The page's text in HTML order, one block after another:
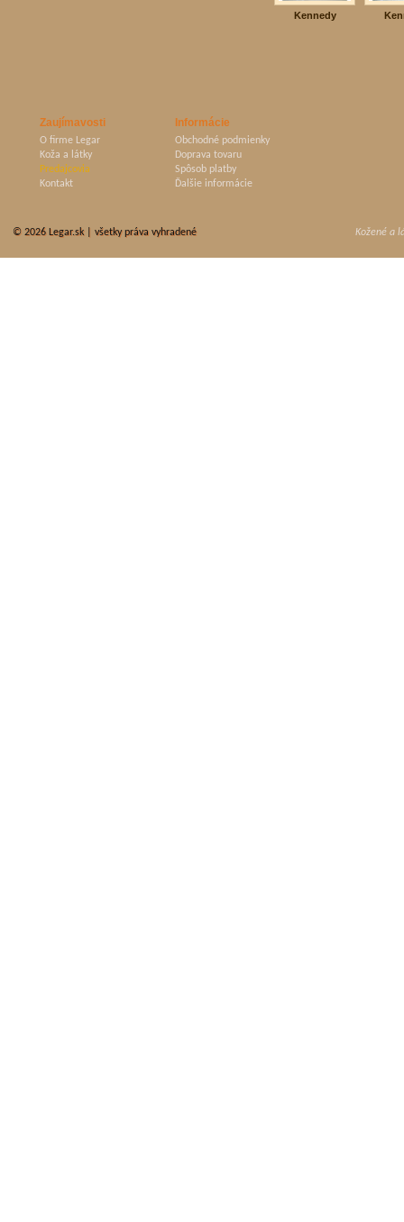
Kennedy
Zaujímavosti
O firme Legar
Koža a látky
Predajcovia
Kontakt
Informácie
Obchodné podmienky
Doprava tovaru
Spôsob platby
Ďalšie informácie
© 2026 Legar.sk| všetky práva vyhradené Kožené a